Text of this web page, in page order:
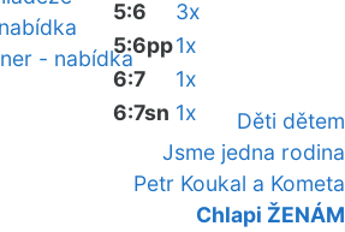
- nabídka
Děti dětem
Jsme jedna rodina
Petr Koukal a Kometa
Chlapi ŽENÁM
5:6
3x
5:6pp1x
6:7
1x
6:7sn 1x